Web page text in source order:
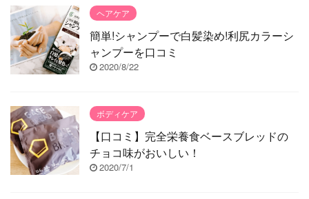
ヘアケア
簡単!シャンプーで白髪染め!利尻カラーシ
ャンプーを口コミ
2020/8/22
ボディケア
【口コミ】完全栄養食ベースブレッドの
チョコ味がおいしい！
2020/7/1